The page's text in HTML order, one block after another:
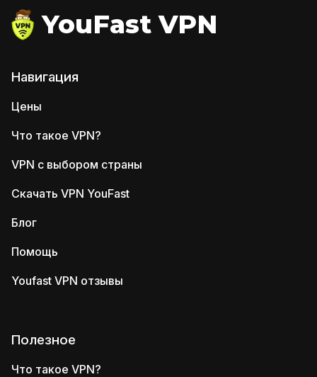
YouFast VPN
Навигация
Цены
Что такое VPN?
VPN с выбором страны
Скачать VPN YouFast
Блог
Помощь
Youfast VPN отзывы
Полезное
Что такое VPN?